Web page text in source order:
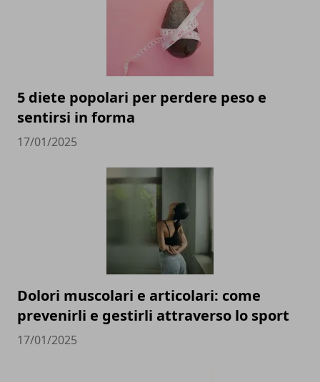
5 diete popolari per perdere peso e
sentirsi in forma
17/01/2025
Dolori muscolari e articolari: come
prevenirli e gestirli attraverso lo sport
17/01/2025